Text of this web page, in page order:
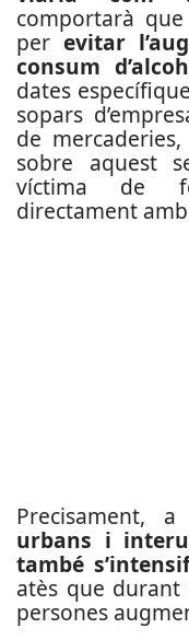
comportarà
perevitar
consum
dates
sopars
de
sobre aquest
víctima de
directament
Precisament,
urbans i
també
atès que durant
persones